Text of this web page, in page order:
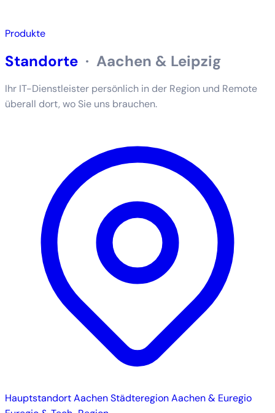
Produkte
Standorte · Aachen & Leipzig
Ihr IT-Dienstleister persönlich in der Region und Remote
überall dort, wo Sie uns brauchen.
HauptstandortAachenStädteregion Aachen & Euregio